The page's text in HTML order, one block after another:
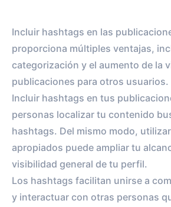
Incluir hashtags en las
proporciona múltiples ventajas,
categorización y el aumento de la
publicaciones para otros usuarios.
Incluir hashtags en tus
personas localizar tu contenido
hashtags. Del mismo modo,
apropiados puede ampliar tu
visibilidad general de tu perfil.
Los hashtags facilitan unirse a
y interactuar con otras personas